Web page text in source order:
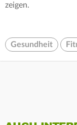
zeigen.
Gesundheit